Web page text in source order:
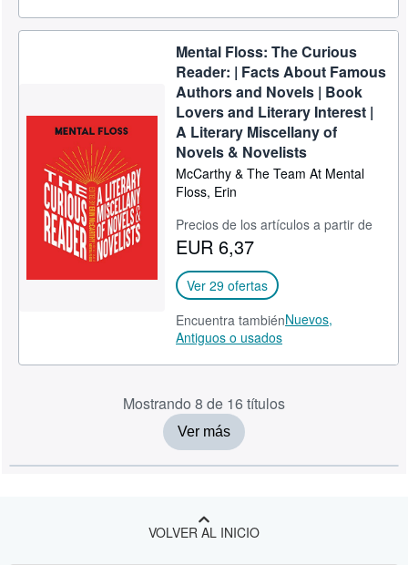
Mental Floss: The Curious
Reader: | Facts About Famous
Authors and Novels | Book
Lovers and Literary Interest |
A Literary Miscellany of
Novels & Novelists
McCarthy & The Team At Mental
Floss, Erin
Precios de los artículos a partir de
EUR 6,37
Ver 29 ofertas
Encuentra tambiénNuevos,
Antiguos o usados
Mostrando 8 de 16 títulos
Ver más
VOLVER AL INICIO